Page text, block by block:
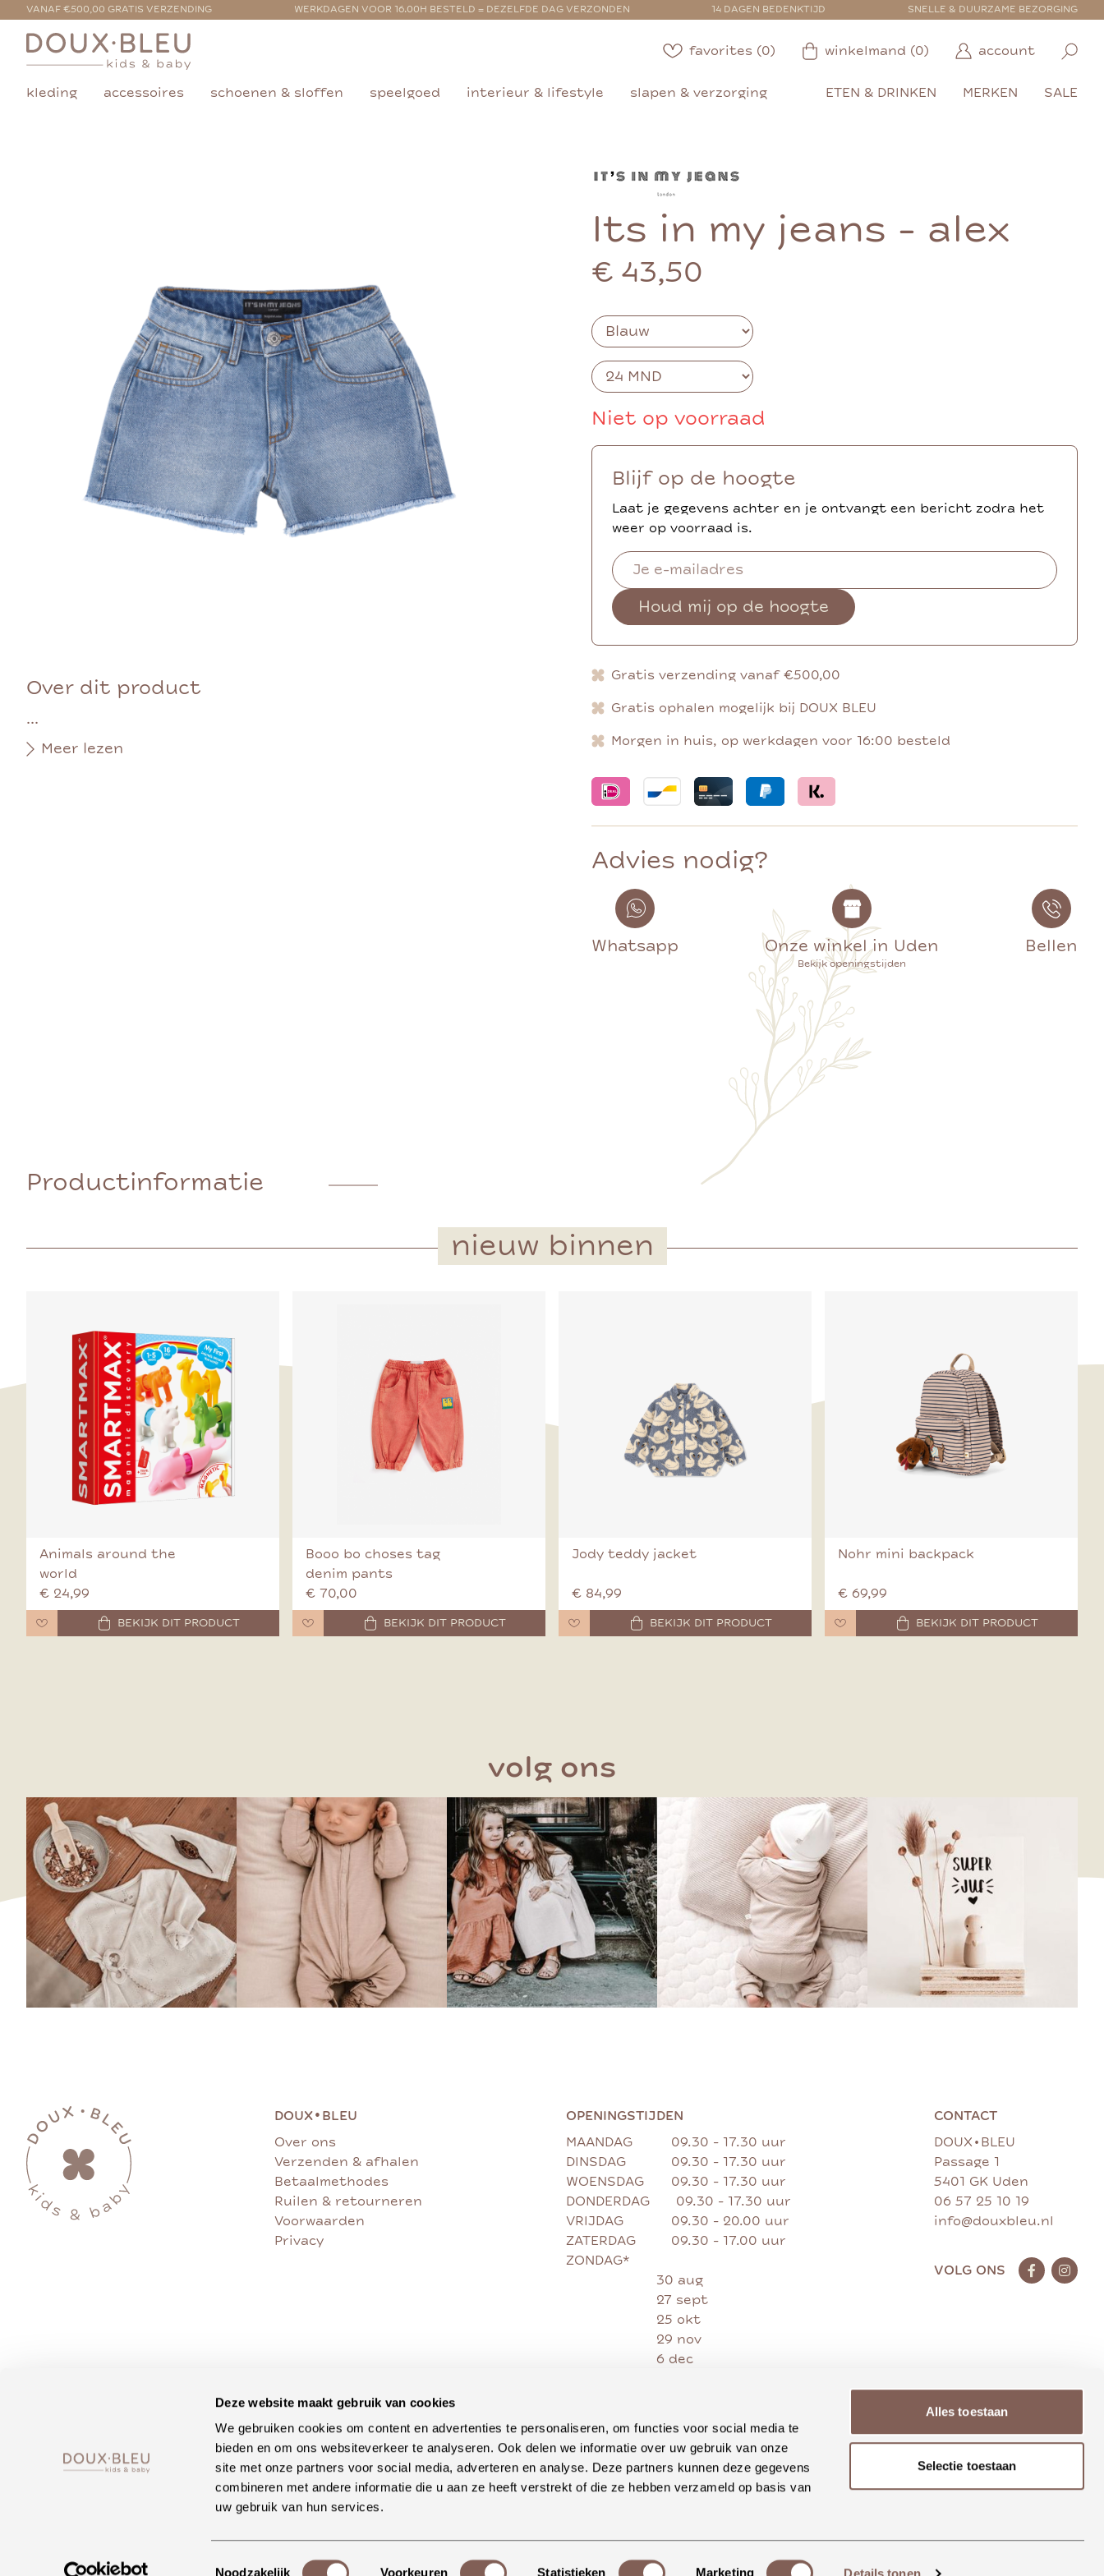
Deze website maakt gebruik van cookies
We gebruiken cookies om content en advertenties te personaliseren, om functies voor social media te
bieden en om ons websiteverkeer te analyseren. Ook delen we informatie over uw gebruik van onze
site met onze partners voor social media, adverteren en analyse. Deze partners kunnen deze gegevens
combineren met andere informatie die u aan ze heeft verstrekt of die ze hebben verzameld op basis van
uw gebruik van hun services.
Toestemmingsselectie
Noodzakelijk Voorkeuren Statistieken Marketing Details tonen
Alles toestaan
Selectie toestaan
VANAF €500,00 GRATIS VERZENDING WERKDAGEN VOOR 16.00H BESTELD = DEZELFDE DAG VERZONDEN 14 DAGEN BEDENKTIJD SNELLE & DUURZAME BEZORGING
favorites (0) winkelmand (0) account
kleding accessoires schoenen & sloffen speelgoed interieur & lifestyle slapen & verzorging ETEN & DRINKEN MERKEN SALE
Over dit product
...
Meer lezen
Its in my jeans - alex
€ 43,50
Niet op voorraad
Blijf op de hoogte
Laat je gegevens achter en je ontvangt een bericht zodra het
weer op voorraad is.
Houd mij op de hoogte
Gratis verzending vanaf €500,00
Gratis ophalen mogelijk bij DOUX BLEU
Morgen in huis, op werkdagen voor 16:00 besteld
Advies nodig?
Whatsapp Onze winkel in Uden
Bekijk openingstijden
Bellen
Productinformatie
nieuw binnen
Animals around the
world
€ 24,99
BEKIJK DIT PRODUCT
Booo bo choses tag
denim pants
€ 70,00
BEKIJK DIT PRODUCT
Jody teddy jacket
€ 84,99
BEKIJK DIT PRODUCT
Nohr mini backpack
€ 69,99
BEKIJK DIT PRODUCT
volg ons
DOUX• BLEU
Over ons
Verzenden & afhalen
Betaalmethodes
Ruilen & retourneren
Voorwaarden
Privacy
OPENINGSTIJDEN
MAANDAG
09.30 - 17.30 uur
DINSDAG
09.30 - 17.30 uur
WOENSDAG
09.30 - 17.30 uur
DONDERDAG
09.30 - 17.30 uur
VRIJDAG
09.30 - 20.00 uur
ZATERDAG
09.30 - 17.00 uur
ZONDAG*
30 aug
27 sept
25 okt
29 nov
6 dec
CONTACT
DOUX • BLEU
Passage 1
5401 GK Uden
06 57 25 10 19
info@douxbleu.nl
VOLG ONS